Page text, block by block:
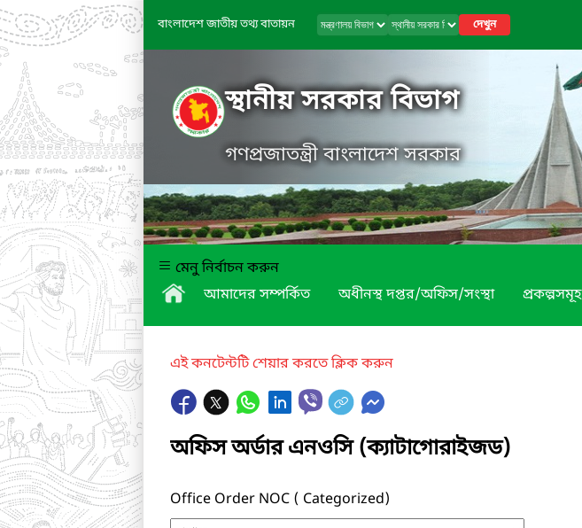
বাংলাদেশ জাতীয় তথ্য বাতায়ন দেখুন
স্থানীয় সরকার বিভাগ
গণপ্রজাতন্ত্রী বাংলাদেশ সরকার
মেনু নির্বাচন করুন
আমাদের সম্পর্কিত
অধীনস্থ দপ্তর/অফিস/সংস্থা প্রকল্পসমূহ
এই কনটেন্টটি শেয়ার করতে ক্লিক করুন
অফিস অর্ডার এনওসি (ক্যাটাগোরাইজড)
Office Order NOC ( Categorized)